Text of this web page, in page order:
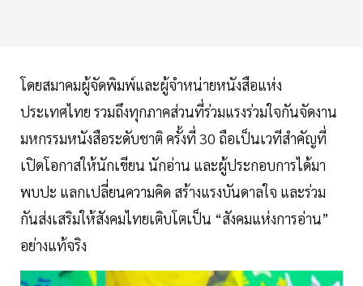
โดยสมาคมผู้จัดพิมพ์และผู้จำหน่ายหนังสือแห่ง
ประเทศไทย รวมถึงทุกภาคส่วนที่ร่วมแรงร่วมใจกันจัดงาน
มหกรรมหนังสือระดับชาติ ครั้งที่ 30 ถือเป็นเวทีสำคัญที่
เปิดโอกาสให้นักเขียน นักอ่าน และผู้ประกอบการได้มา
พบปะ แลกเปลี่ยนความคิด สร้างแรงบันดาลใจ และร่วม
กันส่งเสริมให้สังคมไทยเติบโตเป็น “สังคมแห่งการอ่าน”
อย่างแท้จริง